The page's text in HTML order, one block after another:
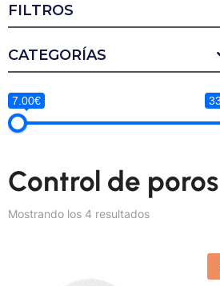
FILTROS
CATEGORÍAS
7.00€
Control de poros
Mostrando los 4 resultados